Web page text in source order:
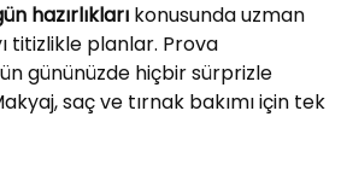
hazırlıkları konusunda uzman
titizlikle planlar. Prova
gününüzde hiçbir sürprizle
saç ve tırnak bakımı için tek